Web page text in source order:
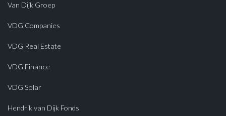
Van Dijk Groep
VDG Companies
VDG Real Estate
VDG Finance
VDG Solar
Hendrik van Dijk Fonds